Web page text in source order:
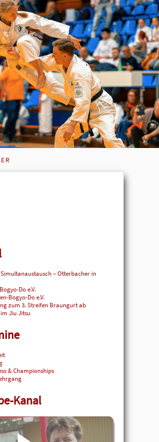
– Otterbacher in
Do e.V.
Bogyo-Do e.V.
zum 3. Streifen Braungurt ab
Jiu Jitsu
& Championships
Kanal